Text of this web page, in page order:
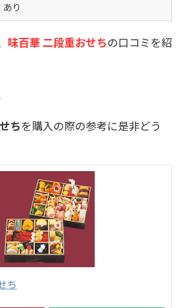
あり
味百華 二段重おせちの口コミを紹
ちを購入の際の参考に是非どう
ち